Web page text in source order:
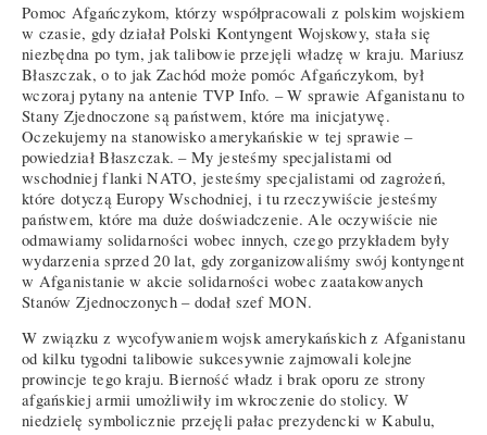
Pomoc Afgańczykom, którzy współpracowali z polskim wojskiem
w czasie, gdy działał Polski Kontyngent Wojskowy, stała się
niezbędna po tym, jak talibowie przejęli władzę w kraju. Mariusz
Błaszczak, o to jak Zachód może pomóc Afgańczykom, był
wczoraj pytany na antenie TVP Info. – W sprawie Afganistanu to
Stany Zjednoczone są państwem, które ma inicjatywę.
Oczekujemy na stanowisko amerykańskie w tej sprawie –
powiedział Błaszczak. – My jesteśmy specjalistami od
wschodniej flanki NATO, jesteśmy specjalistami od zagrożeń,
które dotyczą Europy Wschodniej, i tu rzeczywiście jesteśmy
państwem, które ma duże doświadczenie. Ale oczywiście nie
odmawiamy solidarności wobec innych, czego przykładem były
wydarzenia sprzed 20 lat, gdy zorganizowaliśmy swój kontyngent
w Afganistanie w akcie solidarności wobec zaatakowanych
Stanów Zjednoczonych – dodał szef MON.
W związku z wycofywaniem wojsk amerykańskich z Afganistanu
od kilku tygodni talibowie sukcesywnie zajmowali kolejne
prowincje tego kraju. Bierność władz i brak oporu ze strony
afgańskiej armii umożliwiły im wkroczenie do stolicy. W
niedzielę symbolicznie przejęli pałac prezydencki w Kabulu,